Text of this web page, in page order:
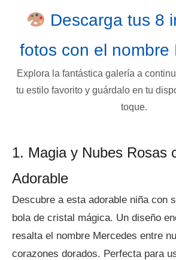
Descarga tus 8
fotos con el nombre
Explora la fantástica galería a
tu estilo favorito y guárdalo en tu
toque.
1. Magia y Nubes Rosas
Adorable
Descubre a esta adorable niña con
bola de cristal mágica. Un diseño
resalta el nombre Mercedes entre
corazones dorados. Perfecta para